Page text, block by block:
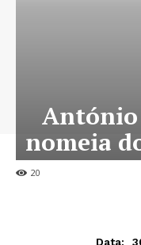
20
António
nomeia
Data: